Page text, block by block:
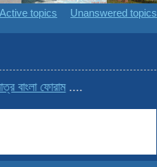
Active topics Unanswered topics
বাংলা ফোরাম....